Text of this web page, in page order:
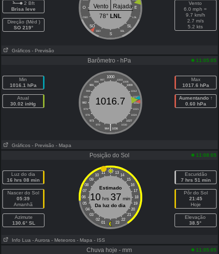
2 Bft
Brisa leve
Direção (Méd )
SO 219°
O E
OSO LSL
SO SL
SSO SSL
S
Vento
Rajada
78° LNL
Vento
6.0 mph =
9.7 km/h
2.7 m/s
5.2 kts
Gráficos - Previsão
Barômetro - hPa 11:05:05
Min
1016.1 hPa
Atual
30.02 inHg
1000
997 1003
994
1006
991
1009
988
1012
985
1015
982
1018
979
1021
976
1024
973
1027
970
1030
|
964 1036
1016.7
Max
1017.6 hPa
Aumentando ↑
0.60 hPa
Gráficos - Previsão - Mapa
Posição do Sol 11:08:05
Luz do dia
16 hrs 08 min
Nascer do Sol
05:39
Amanhã
Azimute
130.6° SL
11 13
10
14
09
15
08
16
07
17
06
18
05
19
04
20
03
21
02
22
01 23
Estimado
10 hrs 37 min
Da luz do dia
Escuridão
7 hrs 51 min
Pôr do Sol
21:45
Hoje
Elevação
38.5°
Info Lua - Aurora - Meteoros - Mapa - ISS
Chuva hoje - mm 11:05:05